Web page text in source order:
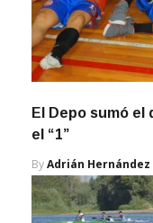
El Depo sumó
el “1”
ByAdrián Hernández